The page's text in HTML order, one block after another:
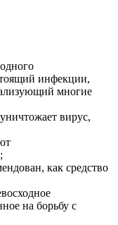
инфекции,
многие
вирус,
как средство
на борьбу с